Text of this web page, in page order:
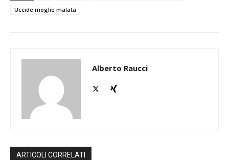
Uccide moglie malata
Alberto Raucci
ARTICOLI CORRELATI